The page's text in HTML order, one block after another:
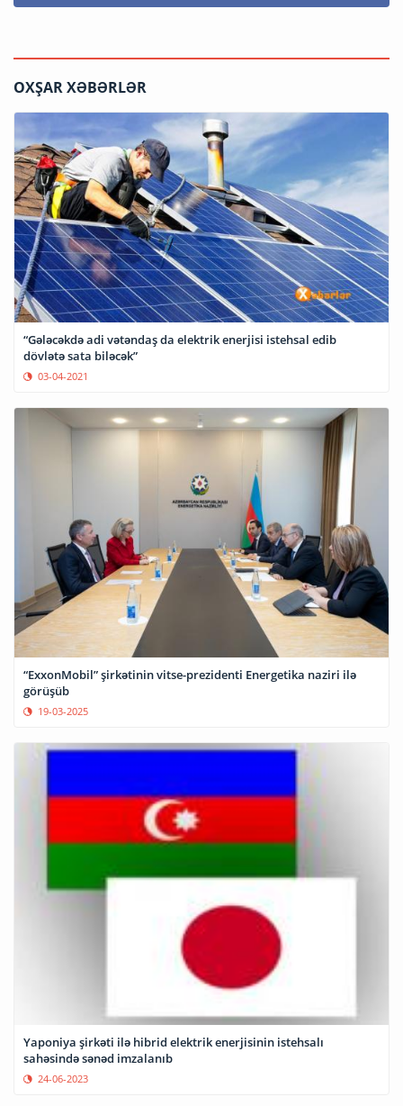
OXŞAR XƏBƏRLƏR
“Gələcəkdə adi vətəndaş da elektrik enerjisi istehsal edib
dövlətə sata biləcək”
03-04-2021
“ExxonMobil” şirkətinin vitse-prezidenti Energetika naziri ilə
görüşüb
19-03-2025
Yaponiya şirkəti ilə hibrid elektrik enerjisinin istehsalı
sahəsində sənəd imzalanıb
24-06-2023